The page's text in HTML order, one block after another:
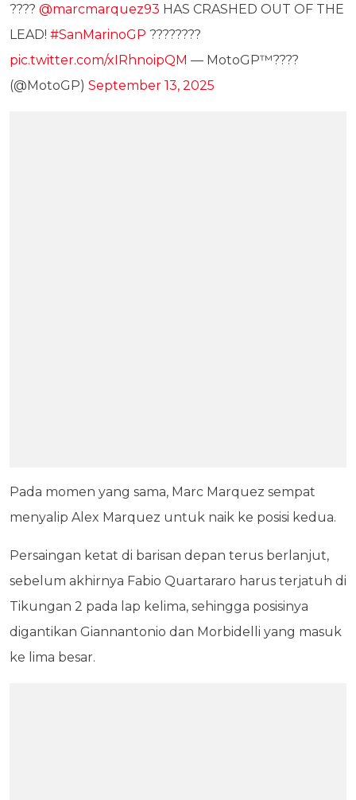
???? @marcmarquez93 HAS CRASHED OUT OF THE
LEAD! #SanMarinoGP ????????
pic.twitter.com/xIRhnoipQM — MotoGP™????
(@MotoGP) September 13, 2025
Pada momen yang sama, Marc Marquez sempat
menyalip Alex Marquez untuk naik ke posisi kedua.
Persaingan ketat di barisan depan terus berlanjut,
sebelum akhirnya Fabio Quartararo harus terjatuh di
Tikungan 2 pada lap kelima, sehingga posisinya
digantikan Giannantonio dan Morbidelli yang masuk
ke lima besar.